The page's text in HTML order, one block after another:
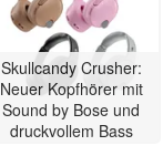
Skullcandy Crusher:
Neuer Kopfhörer mit
Sound by Bose und
druckvollem Bass